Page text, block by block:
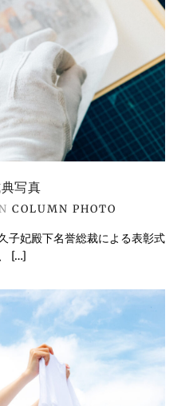
写真
COLUMN PHOTO
子妃殿下名誉総裁による表彰式
[…]